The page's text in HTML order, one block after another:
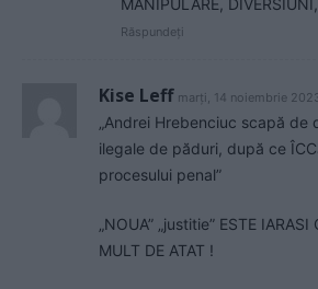
MANIPULARE,
Răspundeți
Kise Leff marți, 14 noiembrie
„Andrei Hrebenciuc scapă
ilegale de păduri, după ce
procesului penal”
„NOUA” „justitie” ESTE
MULT DE ATAT !